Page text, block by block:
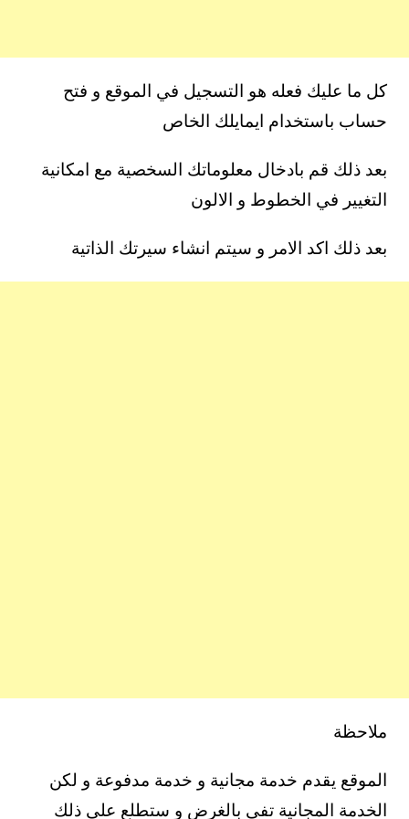
كل ما عليك فعله هو التسجيل في الموقع و فتح
حساب باستخدام ايمايلك الخاص
بعد ذلك قم بادخال معلوماتك السخصية مع امكانية
التغيير في الخطوط و الالون
بعد ذلك اكد الامر و سيتم انشاء سيرتك الذاتية
ملاحظة
الموقع يقدم خدمة مجانية و خدمة مدفوعة و لكن
الخدمة المجانية تفي بالغرض و ستطلع على ذلك